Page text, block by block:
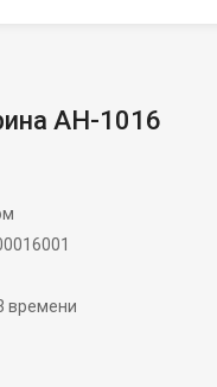
АН-1016
времени